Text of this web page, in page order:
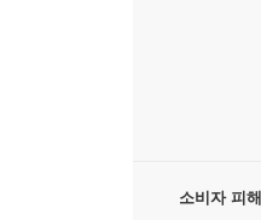
소비자 피